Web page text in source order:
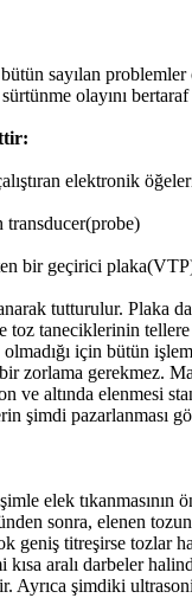
sayılan
olayını
elektronik
bir geçirici
tutturulur. Plaka
toz taneciklerinin
için bütün
zorlama gerekmez.
ve altında elenmesi
şimdi pazarlanması
elek
sonra, elenen
geniş titreşirse tozlar
aralı darbeler
Ayrıca şimdiki